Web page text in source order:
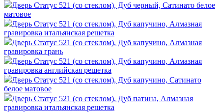
Дверь Статус 521 (со стеклом), Дуб черный, Сатинато белое
матовое
Дверь Статус 521 (со стеклом), Дуб капучино, Алмазная
гравировка итальянская решетка
Дверь Статус 521 (со стеклом), Дуб капучино, Алмазная
гравировка грань
Дверь Статус 521 (со стеклом), Дуб капучино, Алмазная
гравировка английская решетка
Дверь Статус 521 (со стеклом), Дуб капучино, Сатинато
белое матовое
Дверь Статус 521 (со стеклом), Дуб патина, Алмазная
гравировка итальянская решетка